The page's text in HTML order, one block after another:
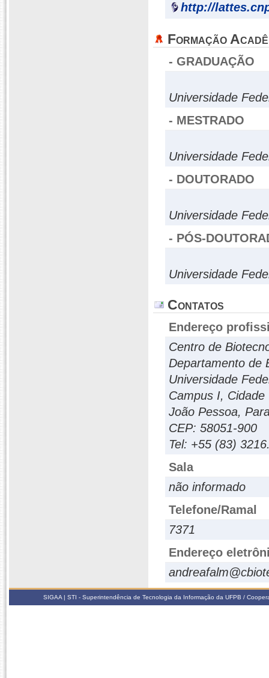
http://
Formação
- GRADUAÇÃO
Universidade
- MESTRADO
Universidade
- DOUTORADO
Universidade
- PÓS-
Universidade
Contatos
Endereço
Centro de
Departamento de
Universidade
Campus I,
João Pessoa,
CEP: 58051-900
Tel: +55 (83)
Sala
não informado
Telefone/Ramal
7371
Endereço
SIGAA | STI - Superintendência de Tecnologia da Informação da UFPB /